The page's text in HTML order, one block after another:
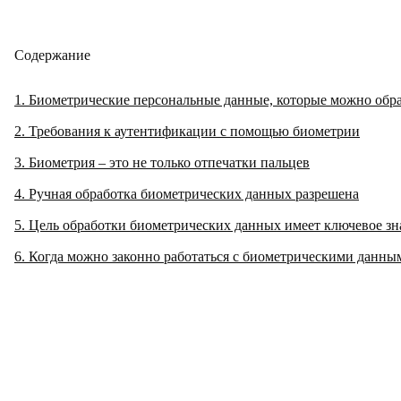
Содержание
1 Биометрические персональные данные, которые можно
2 Требования к аутентификации с помощью биометрии
3 Биометрия – это не только отпечатки пальцев
4 Ручная обработка биометрических данных разрешена
5 Цель обработки биометрических данных имеет ключевое
6 Когда можно законно работаться с биометрическими